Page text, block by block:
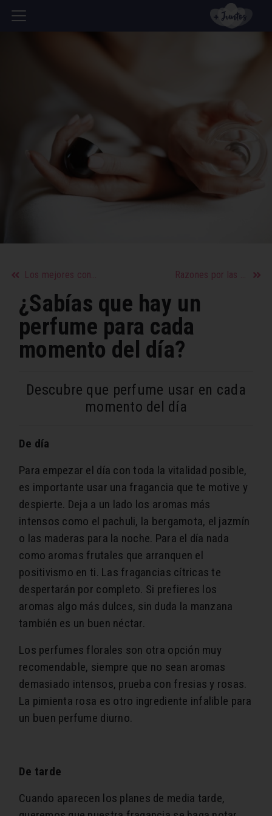
Los mejores consejos para cuidar el cabello mixto Razones por las que besar a alguien todos los días
¿Sabías que hay un
perfume para cada
momento del día?
Descubre que perfume usar en cada
momento del día
De día
Para empezar el día con toda la vitalidad posible,
es importante usar una fragancia que te motive y
despierte. Deja a un lado los aromas más
intensos como el pachuli, la bergamota, el jazmín
o las maderas para la noche. Para el día nada
como aromas frutales que arranquen el
positivismo en ti. Las fragancias cítricas te
despertarán por completo. Si prefieres los
aromas algo más dulces, sin duda la manzana
también es un buen néctar.
Los perfumes florales son otra opción muy
recomendable, siempre que no sean aromas
demasiado intensos, prueba con fresias y rosas.
La pimienta rosa es otro ingrediente infalible para
un buen perfume diurno.
De tarde
Cuando aparecen los planes de media tarde,